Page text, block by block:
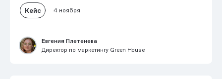
Кейс 4 ноября
Евгения Плетенева
Директор по маркетингу Green House